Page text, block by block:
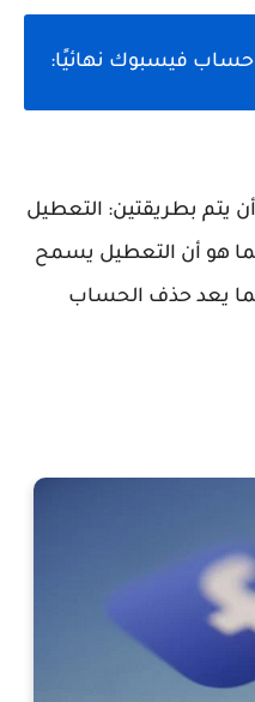
فيسبوك نهائيًا:
يتم بطريقتين: التعطيل
هو أن التعطيل يسمح
يعد حذف الحساب